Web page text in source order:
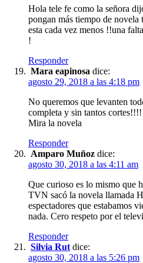
Hola tele fe como la señora
pongan más tiempo de
esta cada vez menos !!una
!
Responder
Mara eapinosa dice:
agosto 29, 2018 a las 4:18 pm
No queremos que levanten
completa y sin tantos
Mira la novela
Responder
Amparo Muñoz dice:
agosto 30, 2018 a las 4:11 am
Que curioso es lo mismo que
TVN sacó la novela llamada
espectadores que estabamos
nada. Cero respeto por el
Responder
Silvia Rut dice:
agosto 30, 2018 a las 5:26 pm